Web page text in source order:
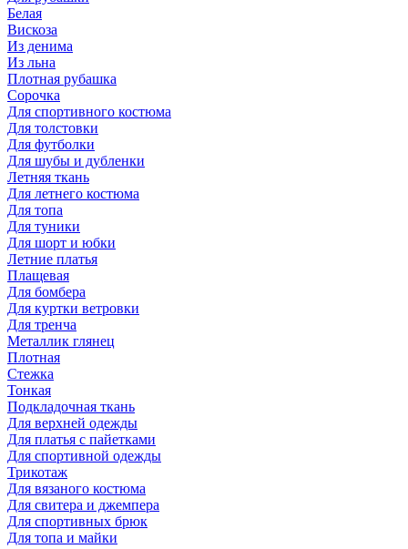
Белая
Вискоза
Из денима
Из льна
Плотная рубашка
Сорочка
Для спортивного костюма
Для толстовки
Для футболки
Для шубы и дубленки
Летняя ткань
Для летнего костюма
Для топа
Для туники
Для шорт и юбки
Летние платья
Плащевая
Для бомбера
Для куртки ветровки
Для тренча
Металлик глянец
Плотная
Стежка
Тонкая
Подкладочная ткань
Для верхней одежды
Для платья с пайетками
Для спортивной одежды
Трикотаж
Для вязаного костюма
Для свитера и джемпера
Для спортивных брюк
Для топа и майки